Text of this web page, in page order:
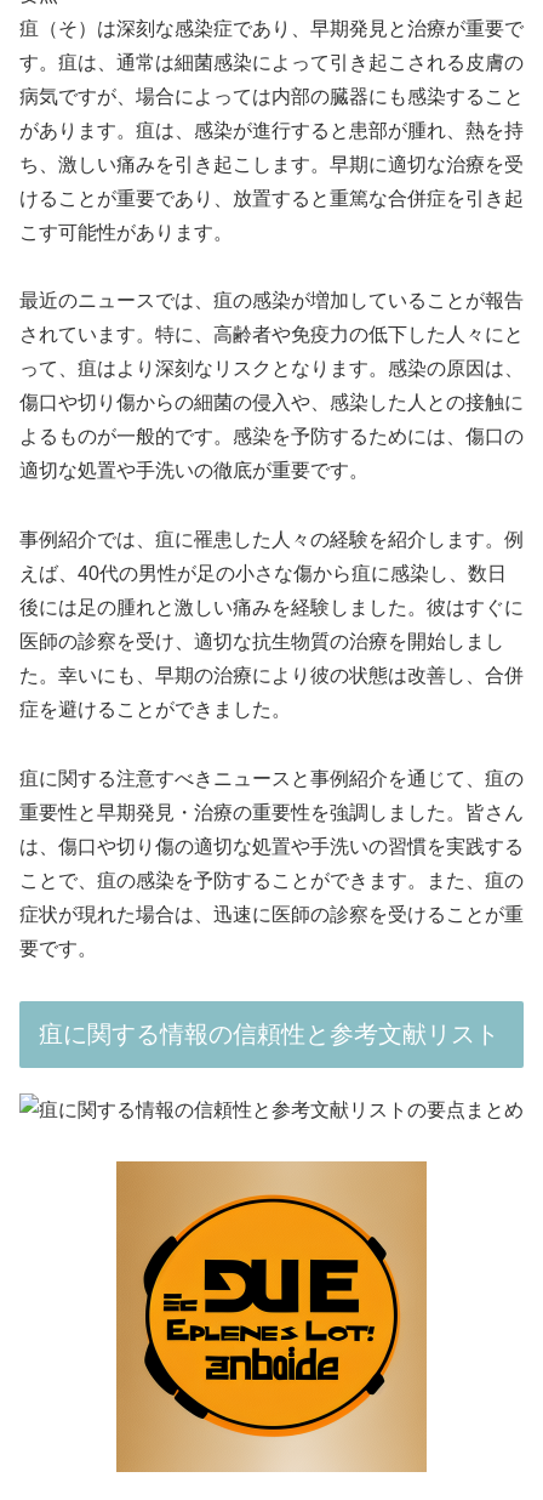
疽（そ）は深刻な感染症であり、早期発見と治療が重要で
す。疽は、通常は細菌感染によって引き起こされる皮膚の
病気ですが、場合によっては内部の臓器にも感染すること
があります。疽は、感染が進行すると患部が腫れ、熱を持
ち、激しい痛みを引き起こします。早期に適切な治療を受
けることが重要であり、放置すると重篤な合併症を引き起
こす可能性があります。
最近のニュースでは、疽の感染が増加していることが報告
されています。特に、高齢者や免疫力の低下した人々にと
って、疽はより深刻なリスクとなります。感染の原因は、
傷口や切り傷からの細菌の侵入や、感染した人との接触に
よるものが一般的です。感染を予防するためには、傷口の
適切な処置や手洗いの徹底が重要です。
事例紹介では、疽に罹患した人々の経験を紹介します。例
えば、40代の男性が足の小さな傷から疽に感染し、数日
後には足の腫れと激しい痛みを経験しました。彼はすぐに
医師の診察を受け、適切な抗生物質の治療を開始しまし
た。幸いにも、早期の治療により彼の状態は改善し、合併
症を避けることができました。
疽に関する注意すべきニュースと事例紹介を通じて、疽の
重要性と早期発見・治療の重要性を強調しました。皆さん
は、傷口や切り傷の適切な処置や手洗いの習慣を実践する
ことで、疽の感染を予防することができます。また、疽の
症状が現れた場合は、迅速に医師の診察を受けることが重
要です。
疽に関する情報の信頼性と参考文献リスト